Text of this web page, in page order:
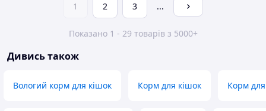
1 2 3 ...
Показано 1 - 29 товарів з 5000+
Дивись також
Вологий корм для кішок Корм для кішок Корм для